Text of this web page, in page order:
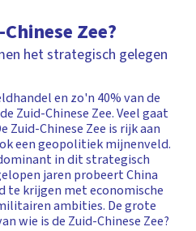
Zee?
het strategisch gelegen
en zo'n 40% van de
Zuid-Chinese Zee. Veel gaat
Zuid-Chinese Zee is rijk aan
een geopolitiek mijnenveld.
in dit strategisch
jaren probeert China
te krijgen met economische
ambities. De grote
wie is de Zuid-Chinese Zee?